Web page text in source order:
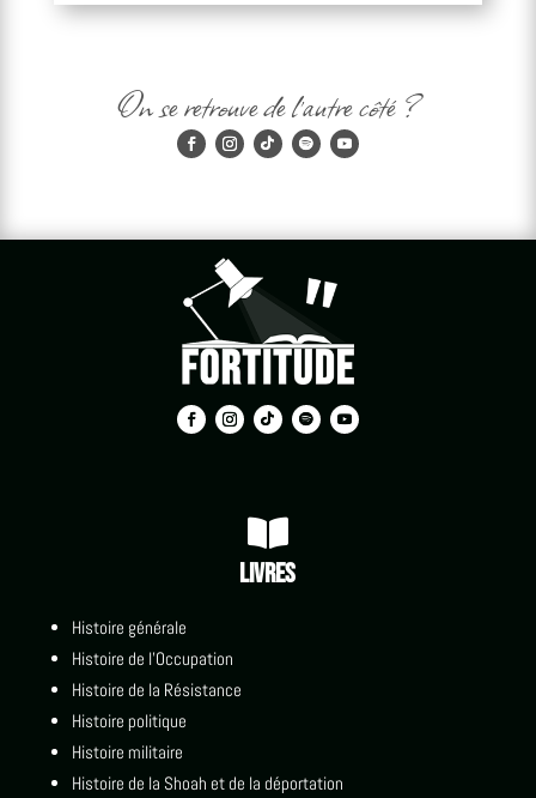
On se retrouve de l'autre côté ?

Livres
Histoire générale
Histoire de l'Occupation
Histoire de la Résistance
Histoire politique
Histoire militaire
Histoire de la Shoah et de la déportation